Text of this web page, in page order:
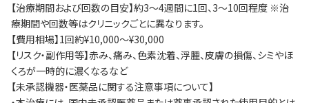
【治療期間および回数の目安】約3～4週間に1回、3～10回程度 ※治
療期間や回数等はクリニックごとに異なります。
【費用相場】1回約¥10,000〜¥30,000
【リスク・副作用等】赤み、痛み、色素沈着、浮腫、皮膚の損傷、シミやほ
くろが一時的に濃くなるなど
【未承認機器・医薬品に関する注意事項について】